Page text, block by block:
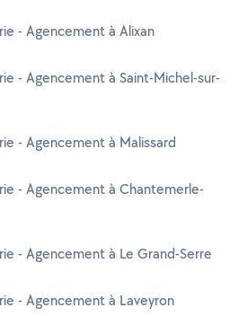
- Agencement à Alixan
- Agencement à Saint-Michel-sur-
- Agencement à Malissard
- Agencement à Chantemerle-
- Agencement à Le Grand-Serre
- Agencement à Laveyron